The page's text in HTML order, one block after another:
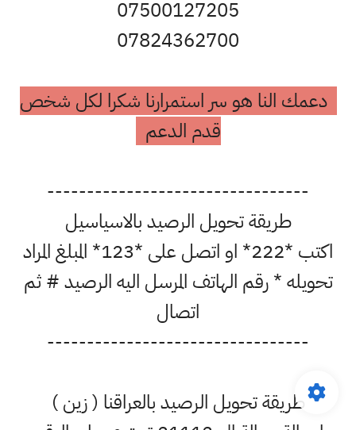
07500127205
07824362700
دعمك النا هو سر استمرارنا شكرا لكل شخص
قدم الدعم
---------------------------------
طريقة تحويل الرصيد بالاسياسيل
اكتب *222* او اتصل على *123* المبلغ المراد
تحويله * رقم الهاتف المرسل اليه الرصيد # ثم
اتصال
---------------------------------
طريقة تحويل الرصيد بالعراقنا ( زين )